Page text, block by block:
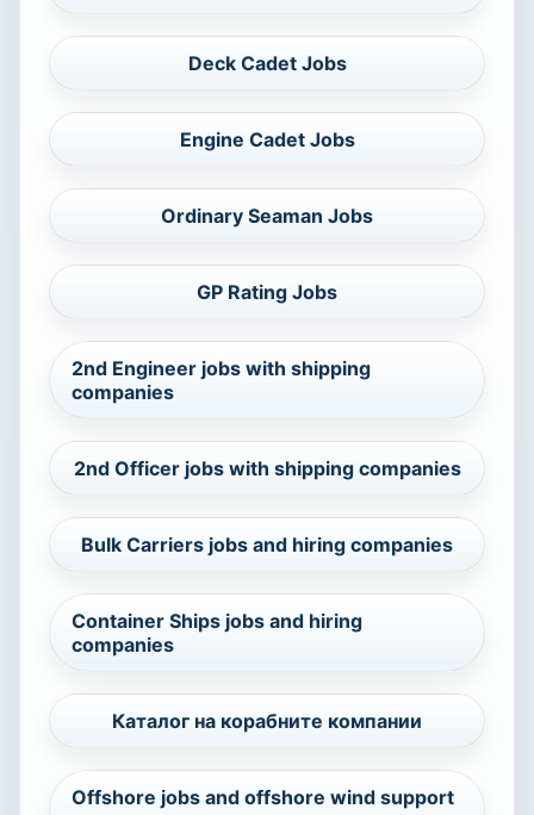
Deck Cadet Jobs
Engine Cadet Jobs
Ordinary Seaman Jobs
GP Rating Jobs
2nd Engineer jobs with shipping
companies
2nd Officer jobs with shipping companies
Bulk Carriers jobs and hiring companies
Container Ships jobs and hiring
companies
Каталог на корабните компании
Offshore jobs and offshore wind support